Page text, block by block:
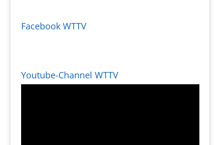
Facebook WTTV
Youtube-Channel WTTV